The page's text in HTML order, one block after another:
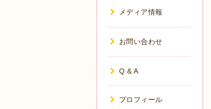
メディア情報
お問い合わせ
Q & A
プロフィール